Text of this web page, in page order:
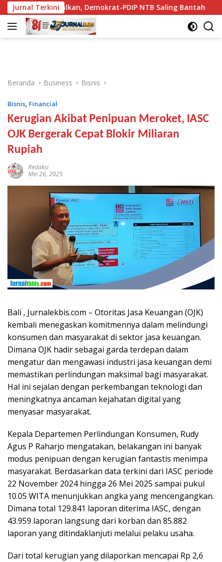
Langsung
ke
konten
Jurnal TerkiniDemokrat-PDIP NTB Saling Bantah Jaksa
Beranda Business Bisnis
Bisnis, Financial
Kerugian Akibat Penipuan Meroket, IASC
OJK Bergerak Cepat Blokir Miliaran
Rupiah
Redaksi
Mei 26, 2025
Bali , Jurnalekbis.com – Otoritas Jasa Keuangan (OJK)
kembali menegaskan komitmennya dalam melindungi
konsumen dan masyarakat di sektor jasa keuangan.
Dimana OJK hadir sebagai garda terdepan dalam
mengatur dan mengawasi industri jasa keuangan demi
memastikan perlindungan maksimal bagi masyarakat.
Hal ini sejalan dengan perkembangan teknologi dan
meningkatnya ancaman kejahatan digital yang
menyasar masyarakat.
Kepala Departemen Perlindungan Konsumen, Rudy
Agus P Raharjo mengatakan, belakangan ini banyak
modus penipuan dengan kerugian fantastis menimpa
masyarakat. Berdasarkan data terkini dari IASC periode
22 November 2024 hingga 26 Mei 2025 sampai pukul
10.05 WITA menunjukkan angka yang mencengangkan.
Dimana total 129.841 laporan diterima IASC, dengan
43.959 laporan langsung dari korban dan 85.882
laporan yang ditindaklanjuti melalui pelaku usaha.
Dari total kerugian yang dilaporkan mencapai Rp 2,6